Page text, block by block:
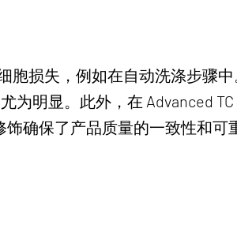
损失，例如在自动洗涤步骤中
明显。此外，在 Advanced TC
确保了产品质量的一致性和可